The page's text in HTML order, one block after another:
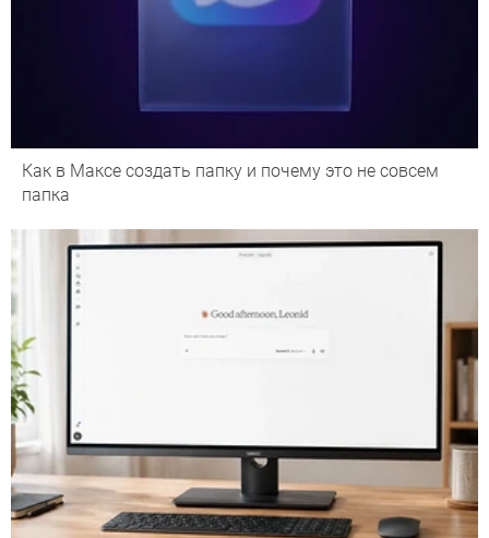
Как в Максе создать папку и почему это не совсем
папка